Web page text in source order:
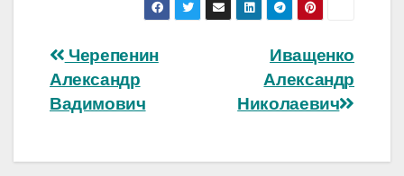
Навигация
по
Иващенко
Александр
Николаевич
Черепенин
Александр
Вадимович